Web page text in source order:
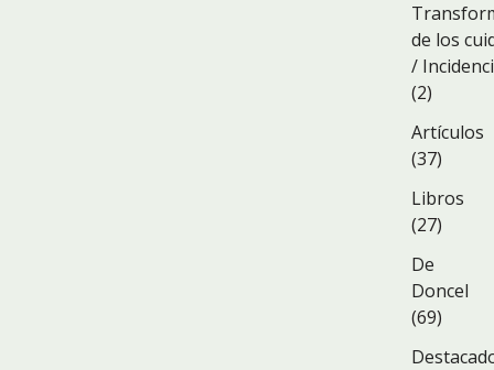
de los
/
(2)
Artículos
(37)
Libros
(27)
De
Doncel
(69)